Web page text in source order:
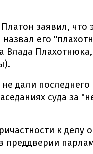
заявил, что
его
Влада
дали последнего
суда за
к делу
преддверии